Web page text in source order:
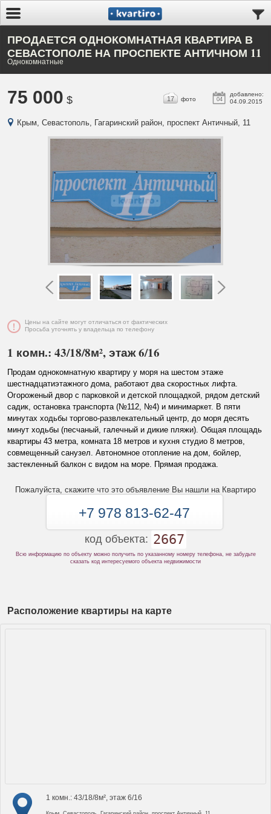
ПРОДАЕТСЯ ОДНОКОМНАТНАЯ КВАРТИРА В
СЕВАСТОПОЛЕ НА ПРОСПЕКТЕ АНТИЧНОМ 11
Однокомнатные
75 000 $ 04
добавлено:
04.09.2015
17 фото
Крым, Севастополь, Гагаринский район, проспект Античный, 11
Цены на сайте могут отличаться от фактических
Просьба уточнять у владельца по телефону
1 комн.: 43/18/8м², этаж 6/16
Продам однокомнатную квартиру у моря на шестом этаже
шестнадцатиэтажного дома, работают два скоростных лифта.
Огороженый двор с парковкой и детской площадкой, рядом детский
садик, остановка транспорта (№112, №4) и минимаркет. В пяти
минутах ходьбы торгово-развлекательный центр, до моря десять
минут ходьбы (песчаный, галечный и дикие пляжи). Общая площадь
квартиры 43 метра, комната 18 метров и кухня студио 8 метров,
совмещенный санузел. Автономное отопление на дом, бойлер,
застекленный балкон с видом на море. Прямая продажа.
Пожалуйста, скажите что это объявление Вы нашли на Квартиро
+7 978 813-62-47
код объекта: 2667
Всю информацию по объекту можно получить по указанному номеру телефона, не забудьте
сказать код интересуемого объекта недвижимости
Расположение квартиры на карте
1 комн.: 43/18/8м², этаж 6/16